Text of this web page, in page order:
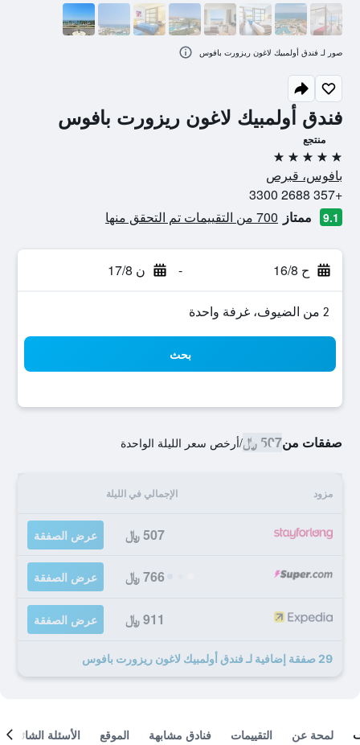
فندق أولمبيك لاغون ريزورت بافوس
منتجع
5 نجوم
بافوس، قبرص
+357 2688 3300
9.1 ممتاز 700 من التقييمات تم التحقق منها
ح 16/8 - ن 17/8
2 من الضيوف، غرفة واحدة
بحث
صفقات من507 ﷼ /أرخص سعر الليلة الواحدة
مزود الإجمالي في الليلة
507 ﷼ عرض الصفقة
766 ﷼ عرض الصفقة
911 ﷼ عرض الصفقة
29 صفقة إضافية لـ فندق أولمبيك لاغون ريزورت بافوس
صور لـ فندق أولمبيك لاغون ريزورت بافوس
لمحة عن التقييمات فنادق مشابهة الموقع الأسئلة الشائعة